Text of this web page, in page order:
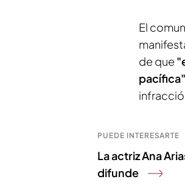
El
de que
pacífica"
PUEDE INTERESARTE
La actriz Ana
difunde